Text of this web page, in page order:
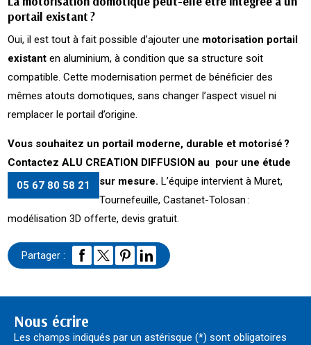
portail existant ?
Oui, il est tout à fait possible d’ajouter une motorisation portail
existant en aluminium, à condition que sa structure soit
compatible. Cette modernisation permet de bénéficier des
mêmes atouts domotiques, sans changer l’aspect visuel ni
remplacer le portail d’origine.
Vous souhaitez un portail moderne, durable et motorisé ?
Contactez ALU CREATION DIFFUSION au
05 67 80 58 21
pour une étude
sur mesure. L’équipe intervient à Muret,
Tournefeuille, Castanet-Tolosan :
modélisation 3D offerte, devis gratuit.
Partager :
Nous écrire
Les champs indiqués par un astérisque (*) sont obligatoires